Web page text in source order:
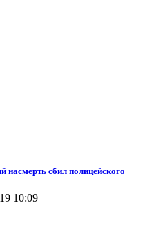
насмерть сбил полицейского
10:09